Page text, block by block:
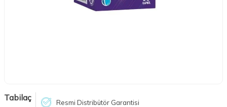
Tabilaç Resmi Distribütör Garantisi